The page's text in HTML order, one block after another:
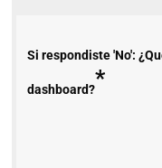
Si respondiste 'No':
dashboard?*